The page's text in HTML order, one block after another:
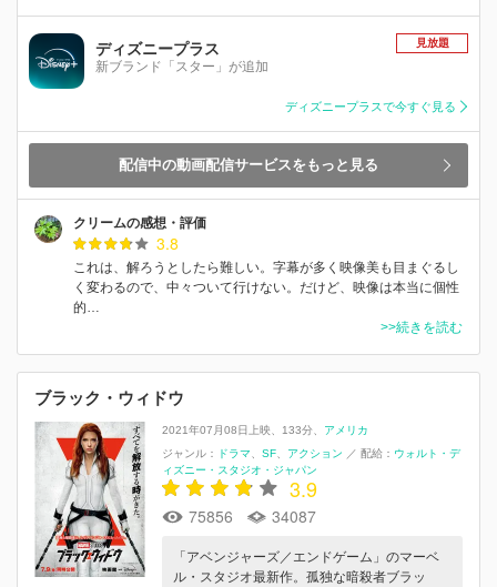
ディズニープラス
新ブランド「スター」が追加
見放題
ディズニープラスで今すぐ見る
配信中の動画配信サービスをもっと見る
クリームの感想・評価
3.8
これは、解ろうとしたら難しい。字幕が多く映像美も目まぐるし
く変わるので、中々ついて行けない。だけど、映像は本当に個性
的…
>>続きを読む
ブラック・ウィドウ
2021年07月08日上映 133分
アメリカ
ジャンル：
ドラマ SF アクション ／ 配給： ウォルト・デ
ィズニー・スタジオ・ジャパン
3.9
75856 34087
「アベンジャーズ／エンドゲーム」のマーベ
ル・スタジオ最新作。孤独な暗殺者ブラッ